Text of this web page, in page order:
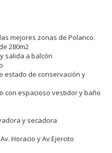
mejores zonas de Polanco.
280m2
salida a balcón
estado de conservación y
con espacioso vestidor y baño
y secadora
Horacio y Av.Ejercito